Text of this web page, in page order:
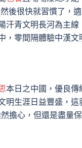
後很快就習慣了，
汗青文明長河為主線
，零間隔體驗中漢文
本日之中國，優良傳
明生涯日益豐盛，這
擔心，但還是盡量